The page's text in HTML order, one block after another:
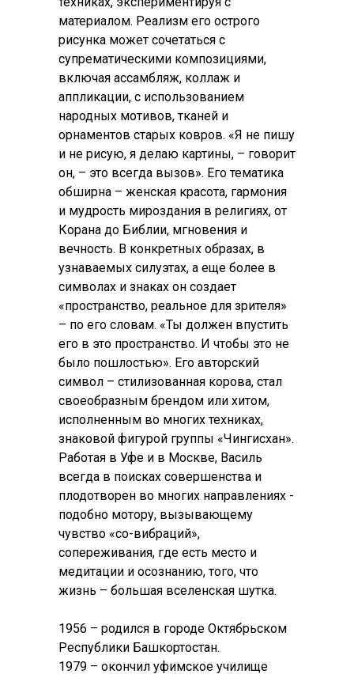
материалом. Реализм его острого
рисунка может сочетаться с
супрематическими композициями,
включая ассамбляж, коллаж и
аппликации, с использованием
народных мотивов, тканей и
орнаментов старых ковров. «Я не пишу
и не рисую, я делаю картины, – говорит
он, – это всегда вызов». Его тематика
обширна – женская красота, гармония
и мудрость мироздания в религиях, от
Корана до Библии, мгновения и
вечность. В конкретных образах, в
узнаваемых силуэтах, а еще более в
символах и знаках он создает
«пространство, реальное для зрителя»
– по его словам. «Ты должен впустить
его в это пространство. И чтобы это не
было пошлостью». Его авторский
символ – стилизованная корова, стал
своеобразным брендом или хитом,
исполненным во многих техниках,
знаковой фигурой группы «Чингисхан».
Работая в Уфе и в Москве, Василь
всегда в поисках совершенства и
плодотворен во многих направлениях -
подобно мотору, вызывающему
чувство «со-вибраций»,
сопереживания, где есть место и
медитации и осознанию, того, что
жизнь – большая вселенская шутка.
1956 – родился в городе Октябрьском
Республики Башкортостан.
1979 – окончил уфимское училище